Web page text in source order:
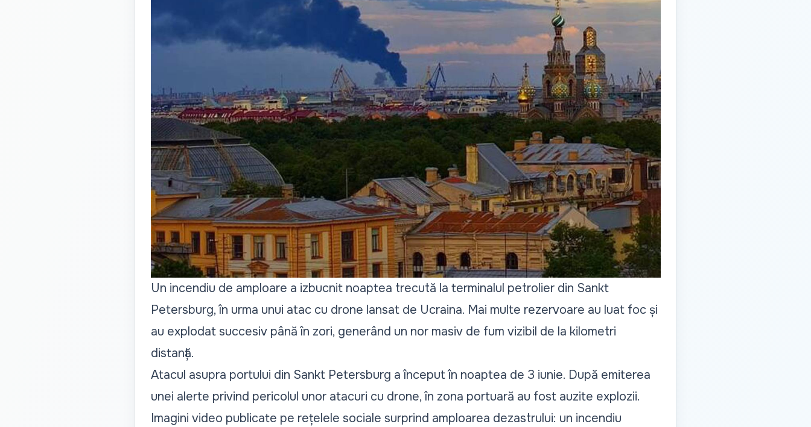
Un incendiu de amploare a izbucnit noaptea trecută la terminalul petrolier din Sankt
Petersburg, în urma unui atac cu drone lansat de Ucraina. Mai multe rezervoare au luat foc și
au explodat succesiv până în zori, generând un nor masiv de fum vizibil de la kilometri
distanță.
Atacul asupra portului din Sankt Petersburg a început în noaptea de 3 iunie. După emiterea
unei alerte privind pericolul unor atacuri cu drone, în zona portuară au fost auzite explozii.
Imagini video publicate pe rețelele sociale surprind amploarea dezastrului: un incendiu